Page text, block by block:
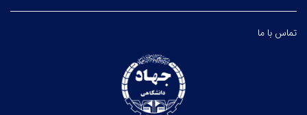
تماس با ما